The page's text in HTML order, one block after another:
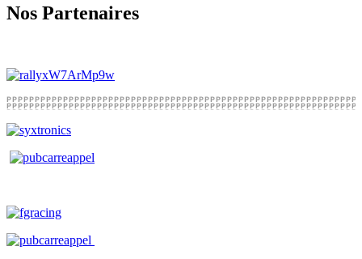
Nos Partenaires